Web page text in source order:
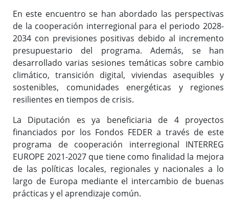
En este encuentro se han abordado las perspectivas
de la cooperación interregional para el periodo 2028-
2034 con previsiones positivas debido al incremento
presupuestario del programa. Además, se han
desarrollado varias sesiones temáticas sobre cambio
climático, transición digital, viviendas asequibles y
sostenibles, comunidades energéticas y regiones
resilientes en tiempos de crisis.
La Diputación es ya beneficiaria de 4 proyectos
financiados por los Fondos FEDER a través de este
programa de cooperación interregional INTERREG
EUROPE 2021-2027 que tiene como finalidad la mejora
de las políticas locales, regionales y nacionales a lo
largo de Europa mediante el intercambio de buenas
prácticas y el aprendizaje común.